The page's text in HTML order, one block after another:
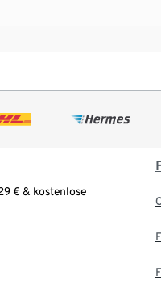
€ & kostenlose